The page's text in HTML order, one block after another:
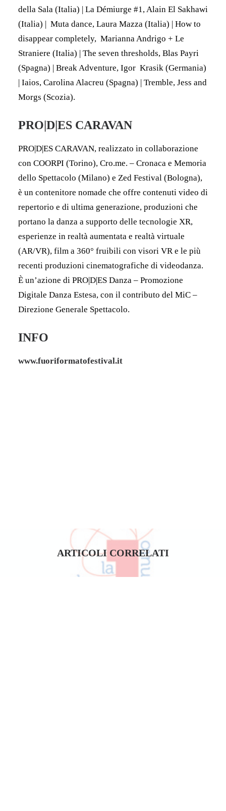
della Sala (Italia) | La Démiurge #1, Alain El Sakhawi
(Italia) | Muta dance, Laura Mazza (Italia) | How to
disappear completely, Marianna Andrigo + Le
Straniere (Italia) | The seven thresholds, Blas Payri
(Spagna) | Break Adventure, Igor Krasik (Germania)
| Iaios, Carolina Alacreu (Spagna) | Tremble, Jess and
Morgs (Scozia).
PRO|D|ES CARAVAN
PRO|D|ES CARAVAN, realizzato in collaborazione
con COORPI (Torino), Cro.me. – Cronaca e Memoria
dello Spettacolo (Milano) e Zed Festival (Bologna),
è un contenitore nomade che offre contenuti video di
repertorio e di ultima generazione, produzioni che
portano la danza a supporto delle tecnologie XR,
esperienze in realtà aumentata e realtà virtuale
(AR/VR), film a 360° fruibili con visori VR e le più
recenti produzioni cinematografiche di videodanza.
È un’azione di PRO|D|ES Danza – Promozione
Digitale Danza Estesa, con il contributo del MiC –
Direzione Generale Spettacolo.
INFO
www.fuoriformatofestival.it
ARTICOLI CORRELATI